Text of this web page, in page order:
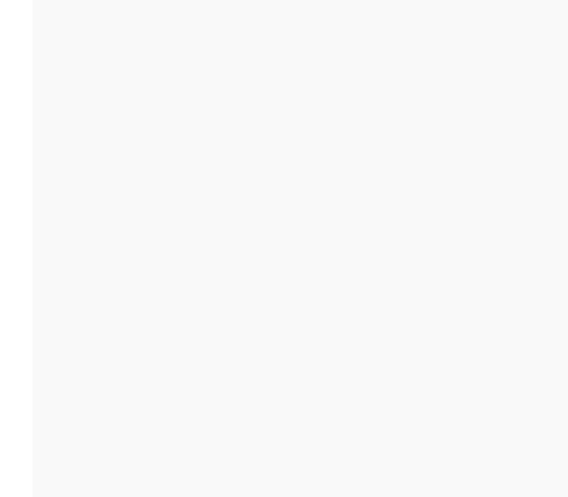
que
nas
pré-